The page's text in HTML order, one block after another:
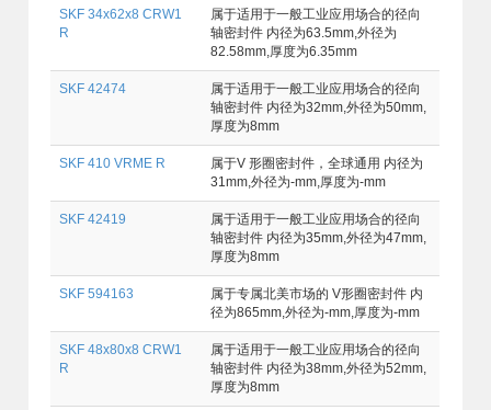
SKF 34x62x8 CRW1
R
属于适用于一般工业应用场合的径向
轴密封件 内径为63.5mm,外径为
82.58mm,厚度为6.35mm
SKF 42474
属于适用于一般工业应用场合的径向
轴密封件 内径为32mm,外径为50mm,
厚度为8mm
SKF 410 VRME R
属于V 形圈密封件，全球通用 内径为
31mm,外径为-mm,厚度为-mm
SKF 42419
属于适用于一般工业应用场合的径向
轴密封件 内径为35mm,外径为47mm,
厚度为8mm
SKF 594163
属于专属北美市场的 V形圈密封件 内
径为865mm,外径为-mm,厚度为-mm
SKF 48x80x8 CRW1
R
属于适用于一般工业应用场合的径向
轴密封件 内径为38mm,外径为52mm,
厚度为8mm